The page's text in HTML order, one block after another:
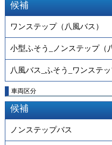
候補
ワンステップ（八風バス）
小型ふそう_ノンステップ（
八風バス_ふそう_ワンステ
車両区分
候補
ノンステップバス